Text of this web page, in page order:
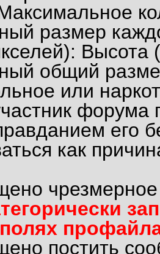
размер
Высота
общий
или
форума
его
как
постить